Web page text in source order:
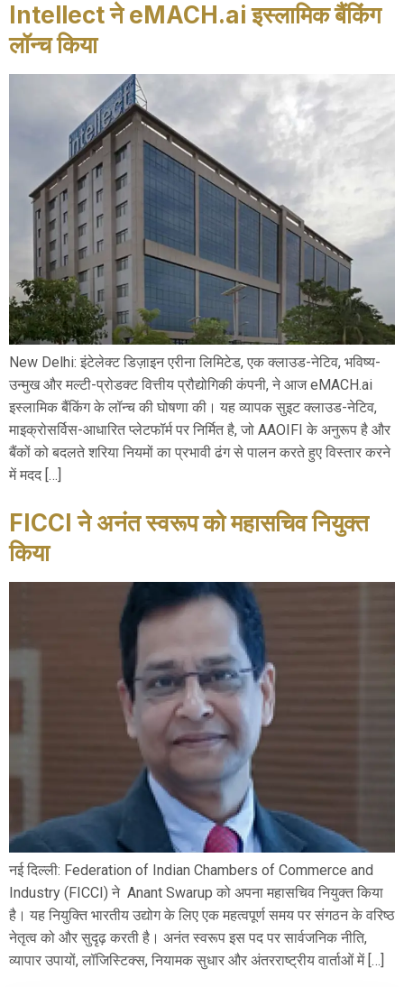
Intellect ने eMACH.ai इस्लामिक बैंकिंग
लॉन्च किया
New Delhi: इंटेलेक्ट डिज़ाइन एरीना लिमिटेड, एक क्लाउड-नेटिव, भविष्य-
उन्मुख और मल्टी-प्रोडक्ट वित्तीय प्रौद्योगिकी कंपनी, ने आज eMACH.ai
इस्लामिक बैंकिंग के लॉन्च की घोषणा की। यह व्यापक सुइट क्लाउड-नेटिव,
माइक्रोसर्विस-आधारित प्लेटफॉर्म पर निर्मित है, जो AAOIFI के अनुरूप है और
बैंकों को बदलते शरिया नियमों का प्रभावी ढंग से पालन करते हुए विस्तार करने
में मदद […]
FICCI ने अनंत स्वरूप को महासचिव नियुक्त
किया
नई दिल्ली: Federation of Indian Chambers of Commerce and
Industry (FICCI) ने Anant Swarup को अपना महासचिव नियुक्त किया
है। यह नियुक्ति भारतीय उद्योग के लिए एक महत्वपूर्ण समय पर संगठन के वरिष्ठ
नेतृत्व को और सुदृढ़ करती है। अनंत स्वरूप इस पद पर सार्वजनिक नीति,
व्यापार उपायों, लॉजिस्टिक्स, नियामक सुधार और अंतरराष्ट्रीय वार्ताओं में […]